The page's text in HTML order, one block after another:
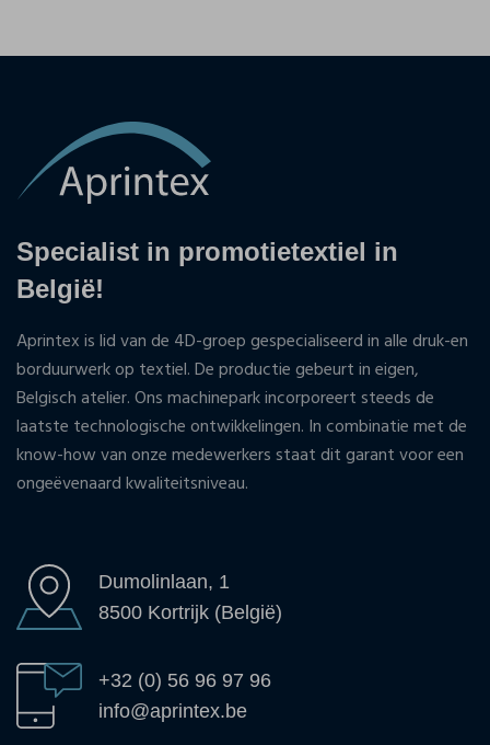
Specialist in promotietextiel in
België!
Aprintex is lid van de 4D-groep gespecialiseerd in alle druk-en
borduurwerk op textiel. De productie gebeurt in eigen,
Belgisch atelier. Ons machinepark incorporeert steeds de
laatste technologische ontwikkelingen. In combinatie met de
know-how van onze medewerkers staat dit garant voor een
ongeëvenaard kwaliteitsniveau.
Dumolinlaan, 1
8500 Kortrijk (België)
+32 (0) 56 96 97 96
info@aprintex.be